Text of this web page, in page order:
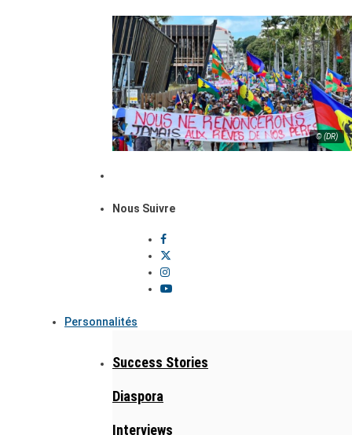
© (DR)
Nous Suivre
Personnalités
Success Stories
Diaspora
Interviews